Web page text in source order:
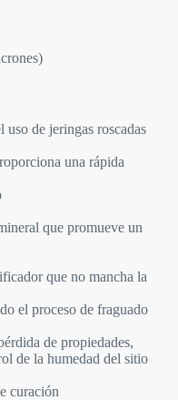
de jeringas roscadas
una rápida
que promueve un
que no mancha la
el proceso de fraguado
de propiedades,
de la humedad del sitio
curación